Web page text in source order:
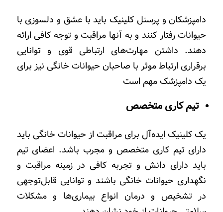
دامپزشکان و پرسنل کلینیک باید با عشق و دلسوزی با
حیوانات رفتار کنند و به آنها مراقبت و توجه کافی ارائه
دهند. داشتن مهارت‌های ارتباطی قوی و توانایی
برقراری ارتباط موثر با صاحبان حیوانات خانگی نیز برای
یک دامپزشک مهم است
تیم کاری متخصص
یک کلینیک ایده‌آل برای مراقبت از حیوانات خانگی باید
دارای تیم کاری متخصص و مجرب باشد. اعضای تیم
باید دارای دانش و تجربه کافی در زمینه مراقبت و
نگهداری حیوانات خانگی باشند و توانایی قابل‌توجهی
در تشخیص و درمان انواع بیماری‌ها و مشکلات